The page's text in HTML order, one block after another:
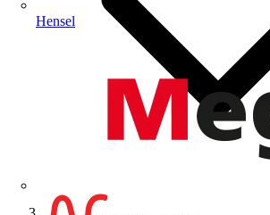
Hensel